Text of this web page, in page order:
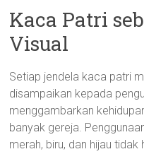
Kaca Patri
Visual
Setiap jendela kaca patri
disampaikan kepada
menggambarkan
banyak gereja.
merah, biru, dan hijau